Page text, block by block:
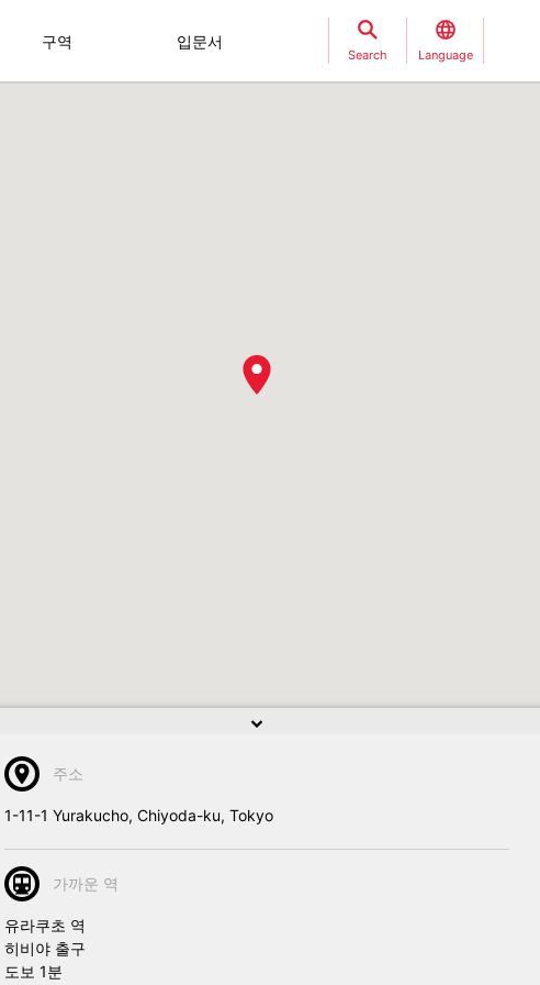
구역 입문서
Search Language
주소
1-11-1 Yurakucho, Chiyoda-ku, Tokyo
가까운 역
유라쿠초 역
히비야 출구
도보 1분